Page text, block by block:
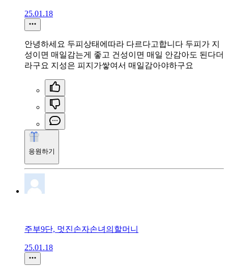
25.01.18
안녕하세요 두피상태에따라 다르다고합니다 두피가 지
성이면 매일감는게 좋고 건성이면 매일 안감아도 된다더
라구요 지성은 피지가쌓여서 매일감아야하구요
응원하기
주부9단, 멋진손자손녀의할머니
25.01.18